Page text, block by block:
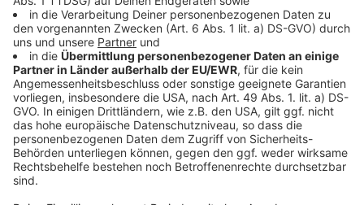
Prozent. Die statistisch positive Entwicklung darf
nicht darüber hinwegtäuschen, dass sich das
Verkehrsverhalten in der Pandemie stark verändert hat
und jetzt wieder eine Normalisierung einsetzt.
Pedelecfahrende verunglückten häufiger als im
Vorjahr
Pedelec-Fahren wird immer beliebter. Das macht sich
leider auch beim Verkehrsunfallgeschehen bemerkbar.